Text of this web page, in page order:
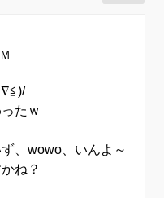
たｗ
、wowo、いんよ～
ね？